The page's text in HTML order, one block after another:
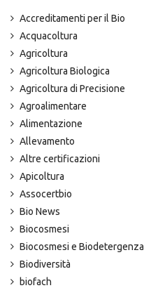
Accreditamenti per il Bio
Acquacoltura
Agricoltura
Agricoltura Biologica
Agricoltura di Precisione
Agroalimentare
Alimentazione
Allevamento
Altre certificazioni
Apicoltura
Assocertbio
Bio News
Biocosmesi
Biocosmesi e Biodetergenza
Biodiversità
biofach